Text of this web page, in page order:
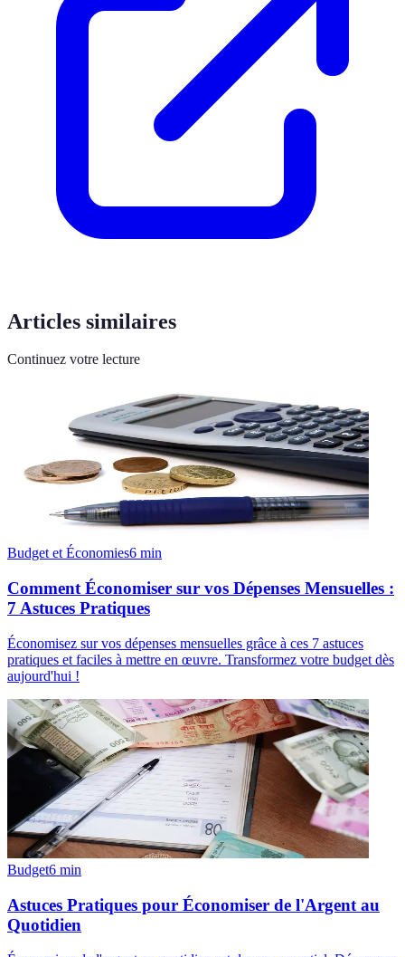
Articles similaires
Continuez votre lecture
Budget et Économies6 min
Comment Économiser sur vos Dépenses Mensuelles :
7 Astuces Pratiques
Économisez sur vos dépenses mensuelles grâce à ces 7 astuces
pratiques et faciles à mettre en œuvre. Transformez votre budget dès
aujourd'hui !
Budget6 min
Astuces Pratiques pour Économiser de l'Argent au
Quotidien